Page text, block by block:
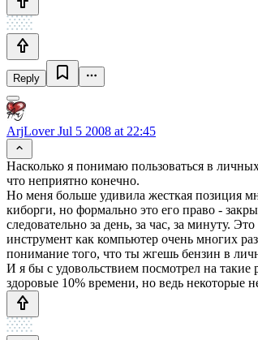
Reply
ArjLoverJul 5 2008 at 22:45
Насколько я понимаю пользоваться в
что неприятно конечно.
Но меня больше удивила жесткая позиция
киборги, но формально это его право -
следовательно за день, за час, за минуту.
инструмент как компьютер очень многих
понимание того, что ты жгешь бензин в
И я бы с удовольствием посмотрел на такие
здоровые 10% времени, но ведь некоторые